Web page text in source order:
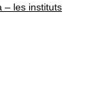
– les instituts